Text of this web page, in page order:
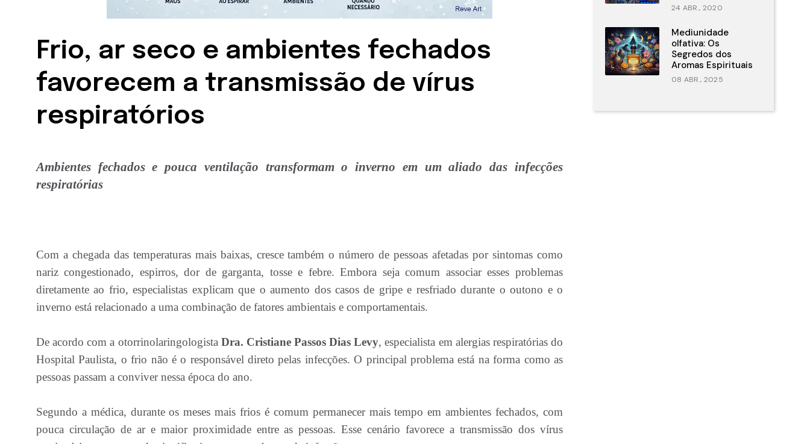
Frio, ar seco e ambientes fechados
favorecem a transmissão de vírus
respiratórios
Ambientes fechados e pouca ventilação transformam o inverno em um aliado das infecções
respiratórias
Com a chegada das temperaturas mais baixas, cresce também o número de pessoas afetadas por sintomas como
nariz congestionado, espirros, dor de garganta, tosse e febre. Embora seja comum associar esses problemas
diretamente ao frio, especialistas explicam que o aumento dos casos de gripe e resfriado durante o outono e o
inverno está relacionado a uma combinação de fatores ambientais e comportamentais.
De acordo com a otorrinolaringologista Dra. Cristiane Passos Dias Levy, especialista em alergias respiratórias do
Hospital Paulista, o frio não é o responsável direto pelas infecções. O principal problema está na forma como as
pessoas passam a conviver nessa época do ano.
Segundo a médica, durante os meses mais frios é comum permanecer mais tempo em ambientes fechados, com
pouca circulação de ar e maior proximidade entre as pessoas. Esse cenário favorece a transmissão dos vírus
24 ABR., 2020
Mediunidade
olfativa: Os
Segredos dos
Aromas Espirituais
08 ABR., 2025